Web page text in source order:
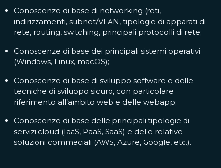
Conoscenze di base di networking (reti,
indirizzamenti, subnet/VLAN, tipologie di apparati di
rete, routing, switching, principali protocolli di rete;
Conoscenze di base dei principali sistemi operativi
(Windows, Linux, macOS);
Conoscenze di base di sviluppo software e delle
tecniche di sviluppo sicuro, con particolare
riferimento all’ambito web e delle webapp;
Conoscenze di base delle principali tipologie di
servizi cloud (IaaS, PaaS, SaaS) e delle relative
soluzioni commeciali (AWS, Azure, Google, etc.).